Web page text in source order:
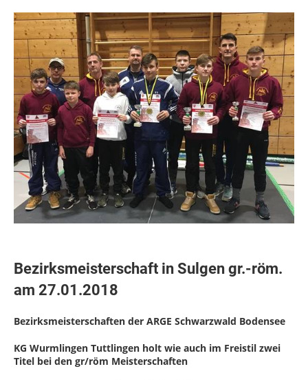
Bezirksmeisterschaft in Sulgen gr.-röm.
am 27.01.2018
Bezirksmeisterschaften der ARGE Schwarzwald Bodensee
KG Wurmlingen Tuttlingen holt wie auch im Freistil zwei
Titel bei den gr/röm Meisterschaften